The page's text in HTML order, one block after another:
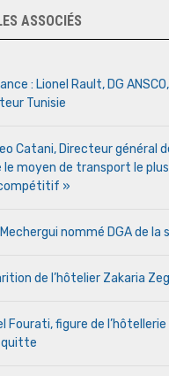
ASSOCIÉS
: Lionel Rault, DG
Tunisie
Catani, Directeur général
le moyen de transport le
»
nommé DGA de la
de l’hôtelier Zakaria
Fourati, figure de
quitte